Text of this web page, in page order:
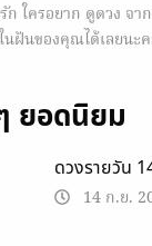
ก ใครอยาก ดูดวง จา
ฝันของคุณได้เลยนะ
คุณถนัดเลยค่ะ เมื่อไ
รัก จากการโยนเหรีย
ยอดนิยม
ดวงรายวัน
14 ก.ย.